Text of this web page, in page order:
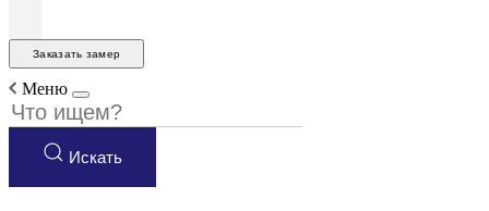
Заказать замер
Меню
Искать